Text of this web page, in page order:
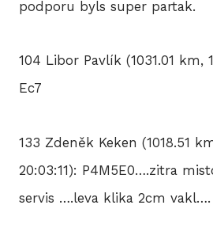
podporu byls super partak.
104 Libor Pavlík (1031.01 km,
Ec7
133 Zdeněk Keken (1018.51
20:03:11): P4M5E0….zitra
servis ….leva klika 2cm vakl….